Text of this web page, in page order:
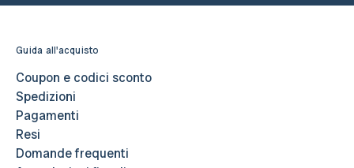
Guida all'acquisto
Coupon e codici sconto
Spedizioni
Pagamenti
Resi
Domande frequenti